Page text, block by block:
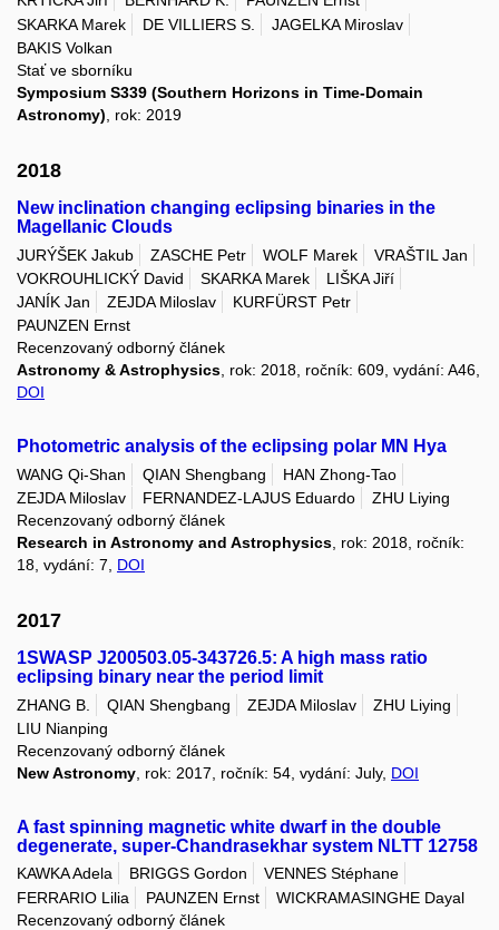
SKARKA Marek
DE VILLIERS S.
JAGELKA Miroslav
BAKIS Volkan
Stať ve sborníku
Symposium S339 (Southern Horizons in Time-Domain
Astronomy) , rok: 2019
2018
New inclination changing eclipsing binaries in the
Magellanic Clouds
JURÝŠEK Jakub ZASCHE Petr WOLF Marek
VRAŠTIL Jan
VOKROUHLICKÝ David
SKARKA Marek
LIŠKA Jiří
JANÍK Jan
ZEJDA Miloslav
KURFÜRST Petr
PAUNZEN Ernst
Recenzovaný odborný článek
Astronomy & Astrophysics, rok: 2018, ročník: 609, vydání: A46,
DOI
Photometric analysis of the eclipsing polar MN Hya
WANG Qi-Shan QIAN Shengbang
HAN Zhong-Tao
ZEJDA Miloslav
FERNANDEZ-LAJUS Eduardo
ZHU Liying
Recenzovaný odborný článek
Research in Astronomy and Astrophysics , rok: 2018, ročník:
18, vydání: 7, DOI
2017
1SWASP J200503.05-343726.5: A high mass ratio
eclipsing binary near the period limit
ZHANG B. QIAN Shengbang ZEJDA Miloslav
ZHU Liying
LIU Nianping
Recenzovaný odborný článek
New Astronomy , rok: 2017, ročník: 54, vydání: July, DOI
A fast spinning magnetic white dwarf in the double
degenerate, super-Chandrasekhar system NLTT 12758
KAWKA Adela BRIGGS Gordon
VENNES Stéphane
FERRARIO Lilia
PAUNZEN Ernst
WICKRAMASINGHE Dayal
Recenzovaný odborný článek